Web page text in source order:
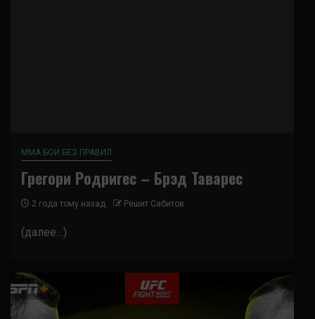
ММА БОИ БЕЗ ПРАВИЛ
Грегори Родригес – Брэд Таварес
2 года тому назад Решит Сабитов
(далее…)